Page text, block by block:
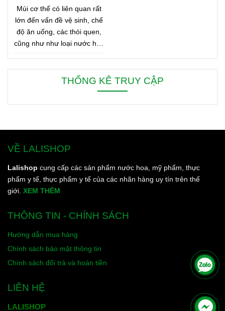
Mùi cơ thể có liên quan rất
lớn đến vấn đề vệ sinh, chế
độ ăn uống, các thói quen,
cũng như như loại nước hoa
cơ thể thơm ngát từ sáng
đến tối, từ đầu đến chân.
THỐNG KÊ TRUY CẬP
VỀ LALISHOP
Lalishop cung cấp các sản phẩm nước hoa, mỹ phẩm, thực
phẩm y tế, thực phẩm y tế của các nhãn hàng uy tín trên thế
giới. XEM THÊM
THÔNG TIN - CHÍNH SÁCH
Hướng dẫn mua hàng
Chính sách bảo mật thông tin
Chính sách đổi trả và hoàn tiền
LIÊN HỆ
LALISHOP